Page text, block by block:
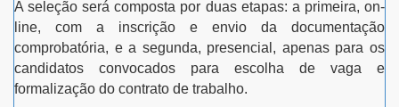
A seleção será composta por duas etapas: a primeira, on-
line, com a inscrição e envio da documentação
comprobatória, e a segunda, presencial, apenas para os
candidatos convocados para escolha de vaga e
formalização do contrato de trabalho.